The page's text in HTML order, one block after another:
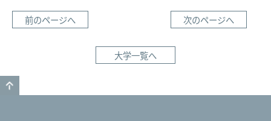
前のページへ 次のページへ
大学一覧へ